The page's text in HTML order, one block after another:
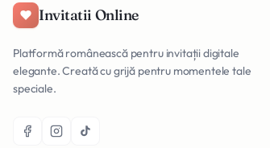
Invitatii Online
Platformă românească pentru invitații digitale
elegante. Creată cu grijă pentru momentele tale
speciale.